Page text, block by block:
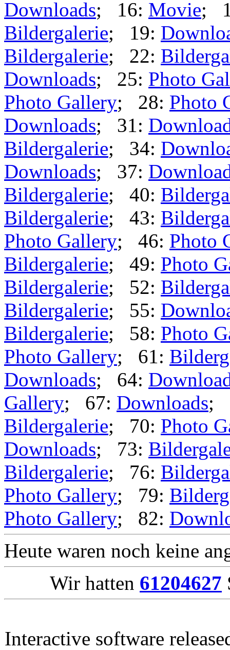
Downloads; 16: Movie;
Bildergalerie; 19:
Bildergalerie; 22:
Downloads; 25: Photo
Photo Gallery; 28: Photo
Downloads; 31:
Bildergalerie; 34:
Downloads; 37:
Bildergalerie; 40:
Bildergalerie; 43:
Photo Gallery; 46: Photo
Bildergalerie; 49: Photo
Bildergalerie; 52:
Bildergalerie; 55:
Bildergalerie; 58: Photo
Photo Gallery; 61:
Downloads; 64:
Gallery; 67: Downloads;
Bildergalerie; 70: Photo
Downloads; 73:
Bildergalerie; 76:
Photo Gallery; 79:
Photo Gallery; 82:
Heute waren noch keine
Wir hatten 61204627
Interactive software